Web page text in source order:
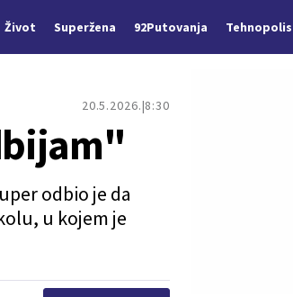
Život Superžena 92Putovanja Tehnopolis
20.5.2026. 8:30
odbio je da
u kojem je